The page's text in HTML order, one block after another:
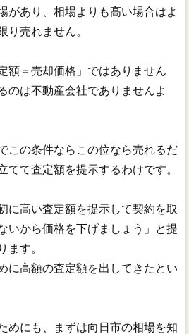
があり、相場よりも高い場合はよ
り売れません。
額＝売却価格」ではありません
のは不動産会社でありませんよ
この条件ならこの位なら売れるだ
てて査定額を提示するわけです。
に高い査定額を提示して契約を取
いから価格を下げましょう」と提
ます。
に高額の査定額を出してきたとい
めにも、まずは向日市の相場を知